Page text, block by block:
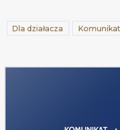
Dla działacza